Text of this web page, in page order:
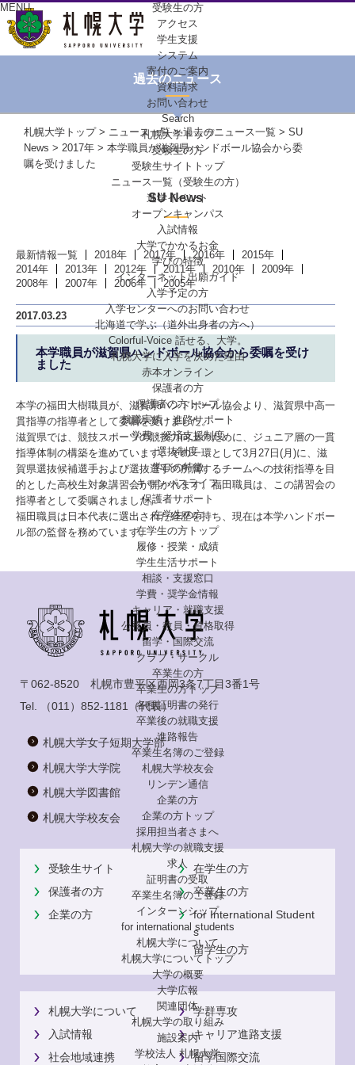
MENU
受験生の方
アクセス
学生支援
システム
寄付のご案内
資料請求
お問い合わせ
Search
札幌大学トップ
受験生の方
受験生サイトトップ
ニュース一覧（受験生の方）
進学イベント
オープンキャンパス
入試情報
大学でかかるお金
学びの特徴
インターネット出願ガイド
入学予定の方
入学センターへのお問い合わせ
北海道で学ぶ（道外出身者の方へ）
Colorful-Voice 話せる、大学。
札幌大学に入学を決めた理由
赤本オンライン
保護者の方
保護者の方トップ
就職実績・進路サポート
学費・経済支援制度
選抜制度
学びの特徴
キャンパスライフ
保護者サポート
在学生の方
在学生の方トップ
履修・授業・成績
学生生活サポート
相談・支援窓口
学費・奨学金情報
キャリア・就職支援
公務員・教員・資格取得
留学・国際交流
クラブ・サークル
卒業生の方
卒業生の方トップ
各種証明書の発行
卒業後の就職支援
進路報告
卒業生名簿のご登録
札幌大学校友会
リンデン通信
企業の方
企業の方トップ
採用担当者さまへ
札幌大学の就職支援
求人
証明書の受取
卒業生名簿のご登録
インターンシップ
for international students
札幌大学について
札幌大学についてトップ
大学の概要
大学広報
関連団体
札幌大学の取り組み
施設案内
学校法人 札幌大学
過去のニュース
札幌大学トップ> ニュース一覧>過去のニュース一覧 > SU
News > 2017年 > 本学職員が滋賀県ハンドボール協会から委
嘱を受けました
SU News
最新情報一覧 2018年 2017年 2016年
2015年
2014年
2013年 2012年 2011年 2010年
2009年
2008年
2007年 2006年 2005年
2017.03.23
本学職員が滋賀県ハンドボール協会から委嘱を受け
ました
本学の福田大樹職員が、滋賀県ハンドボール協会より、滋賀県中高一
貫指導の指導者として委嘱を受けました。
滋賀県では、競技スポーツの競技力向上のために、ジュニア層の一貫
指導体制の構築を進めています。その一環として3月27日(月)に、滋
賀県選抜候補選手および選抜選手の所属するチームへの技術指導を目
的とした高校生対象講習会が開かれます。福田職員は、この講習会の
指導者として委嘱されました。
福田職員は日本代表に選出された経歴を持ち、現在は本学ハンドボー
ル部の監督を務めています。
〒062-8520 札幌市豊平区西岡3条7丁目3番1号
Tel.
（011）852-1181 （代表）
札幌大学女子短期大学部
札幌大学大学院
札幌大学図書館
札幌大学校友会
受験生サイト
在学生の方
保護者の方
卒業生の方
企業の方
for International Student
s
留学生の方
札幌大学について
学群専攻
入試情報
キャリア進路支援
社会地域連携
留学国際交流